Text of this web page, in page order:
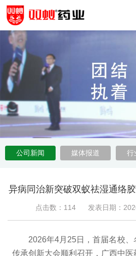
公司新闻 媒体报道 行
异病同治新突破双蚁祛湿通络
点击数：114 发表日期：
2026年4月25日，首届名校、
传承创新大会顺利召开，广西中